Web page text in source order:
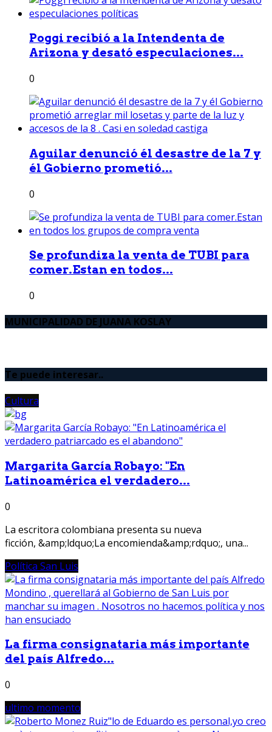
Poggi recibió a la Intendenta de
Arizona y desató especulaciones...
0
Aguilar denunció él desastre de la 7 y
él Gobierno prometió...
0
Se profundiza la venta de TUBI para
comer.Estan en todos...
0
MUNICIPALIDAD DE JUANA KOSLAY
Te puede interesar..
Cultura
Margarita García Robayo: "En
Latinoamérica el verdadero...
0
La escritora colombiana presenta su nueva
ficción, &amp;ldquo;La encomienda&amp;rdquo;, una...
Política San Luis
La firma consignataria más importante
del país Alfredo...
0
ultimo momento